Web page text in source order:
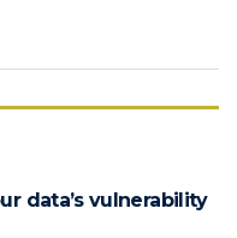
data’s vulnerability